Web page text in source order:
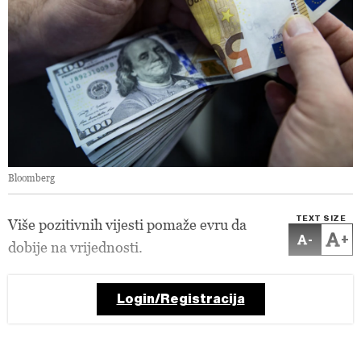
Bloomberg
TEXT SIZE
- +
Više pozitivnih vijesti pomaže evru da
dobije na vrijednosti.
Login/Registracija